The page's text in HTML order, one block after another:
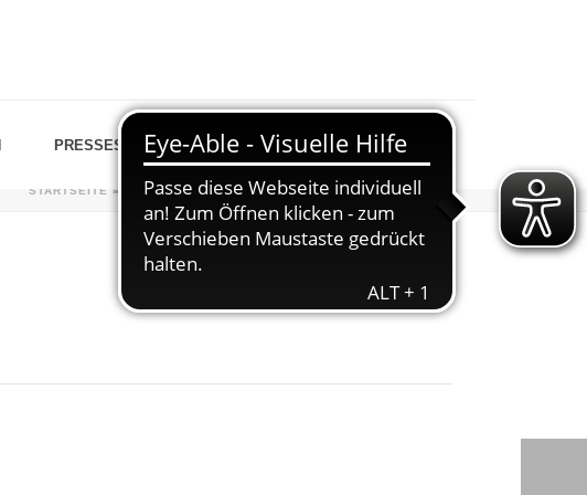
PRESSESPIEGEL SHOP
STARTSEITE » VERANSTALTUNGEN»SPIELEABEND LAUFTREFF